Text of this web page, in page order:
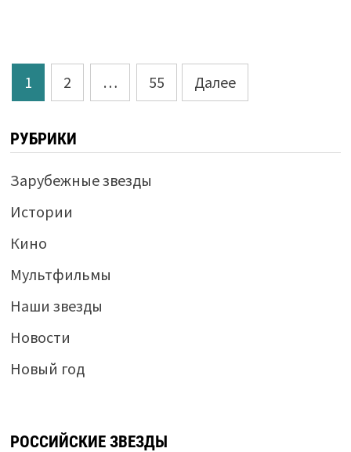
Пагинация
записей
1 2 … 55 Далее
РУБРИКИ
Зарубежные звезды
Истории
Кино
Мультфильмы
Наши звезды
Новости
Новый год
РОССИЙСКИЕ ЗВЕЗДЫ